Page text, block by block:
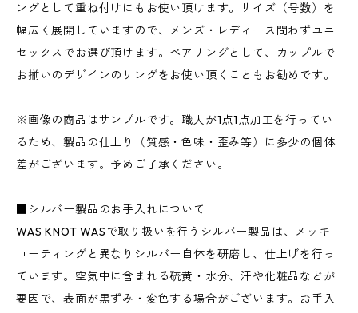
ングとして重ね付けにもお使い頂けます。サイズ（号数）を
幅広く展開していますので、メンズ・レディース問わずユニ
セックスでお選び頂けます。ペアリングとして、カップルで
お揃いのデザインのリングをお使い頂くこともお勧めです。
※画像の商品はサンプルです。職人が1点1点加工を行ってい
るため、製品の仕上り（質感・色味・歪み等）に多少の個体
差がございます。予めご了承ください。
■シルバー製品のお手入れについて
WAS KNOT WASで取り扱いを行うシルバー製品は、メッキ
コーティングと異なりシルバー自体を研磨し、仕上げを行っ
ています。空気中に含まれる硫黄・水分、汗や化粧品などが
要因で、表面が黒ずみ・変色する場合がございます。お手入